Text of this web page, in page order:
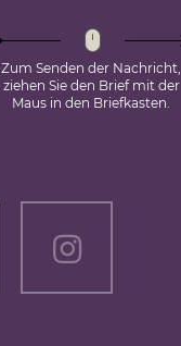
Zum Senden der Nachricht,
ziehen Sie den Brief mit der
Maus in den Briefkasten.